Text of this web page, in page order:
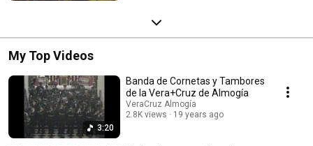
My Top Videos
3:20
Banda de Cornetas y Tambores
de la Vera+Cruz de Almogía
VeraCruz Almogía
2.8K views
19 years ago